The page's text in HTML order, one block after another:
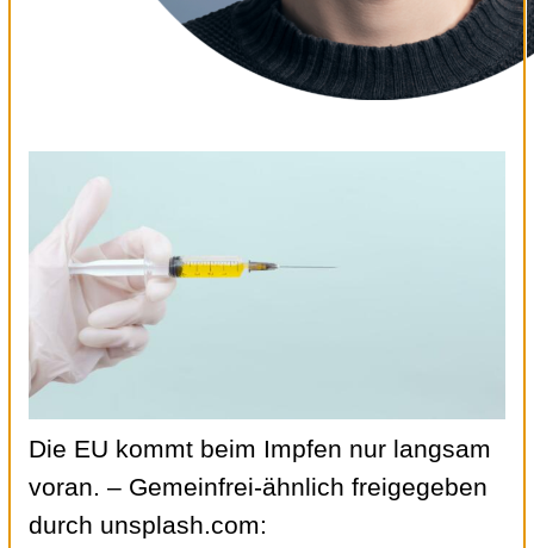
Die EU kommt beim Impfen nur langsam
voran. – Gemeinfrei-ähnlich freigegeben
durch unsplash.com: